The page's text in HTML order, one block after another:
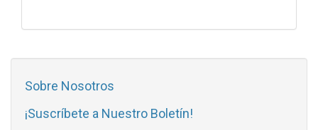
Sobre Nosotros
¡Suscríbete a Nuestro Boletín!